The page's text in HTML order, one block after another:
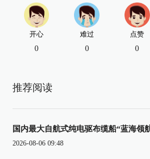
开心
0
难过
0
点赞
0
推荐阅读
国内最大自航式纯电驱布缆船“蓝海领
2026-08-06 09:48